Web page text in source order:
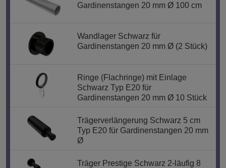
Gardinenstangen 20 mm Ø 100 cm
Wandlager Schwarz für
Gardinenstangen 20 mm Ø (2 Stück)
Ringe (Flachringe) mit Einlage
Schwarz Typ E20 für
Gardinenstangen 20 mm Ø 10 Stück
Trägerverlängerung Schwarz 5 cm
Typ E20 für Gardinenstangen 20 mm
Ø
Träger Prestige Schwarz 2-läufig 8